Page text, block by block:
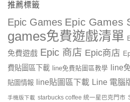
推薦標籤
Epic Games Epic Games
games免費遊戲清單
免費遊戲 Epic 商店 Epic商店
費貼圖區下載
line免費貼圖區教學 line
貼圖情報
line貼圖區下載 Line 電腦
手機版下載 starbucks coffee 統一星巴克門市